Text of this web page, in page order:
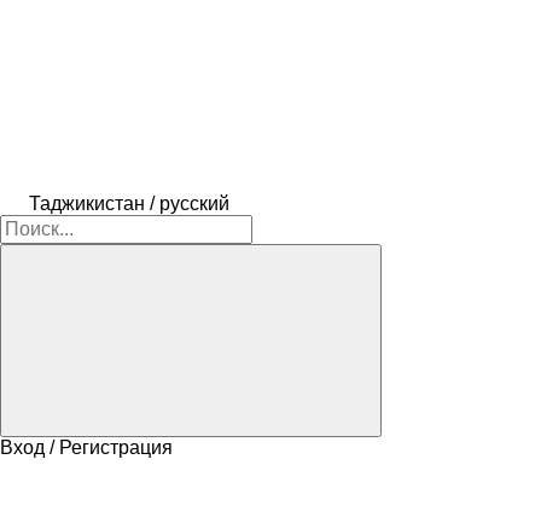
Таджикистан / русский
Вход / Регистрация